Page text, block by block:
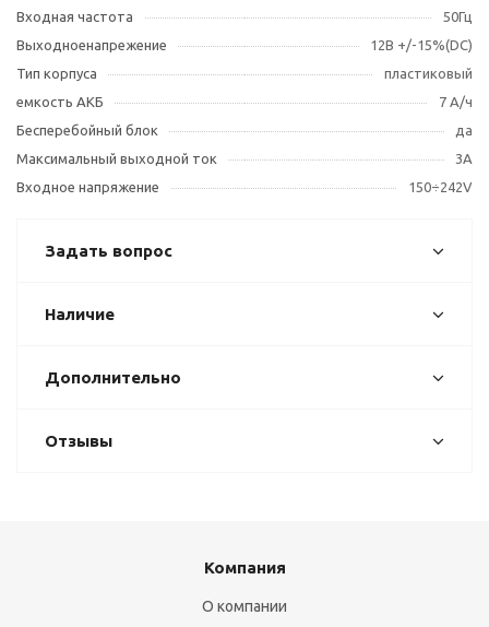
Входная частота
50Гц
Выходноенапрежение
12В +/-15%(DC)
Тип корпуса
пластиковый
емкость АКБ
7 А/ч
Бесперебойный блок
да
Максимальный выходной ток
3А
Входное напряжение
150÷242V
Задать вопрос
Наличие
Дополнительно
Отзывы
Компания
О компании